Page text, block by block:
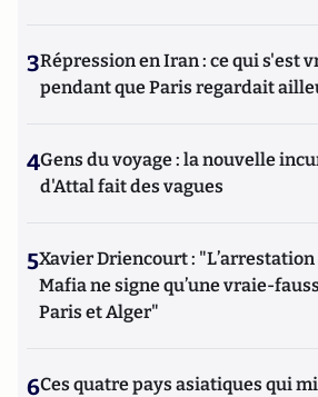
3Répression en Iran : ce qui s'est
pendant que Paris regardait
4Gens du voyage : la nouvelle
d'Attal fait des vagues
5Xavier Driencourt : "L’arrestation
Mafia ne signe qu’une vraie-
Paris et Alger"
6Ces quatre pays asiatiques qui